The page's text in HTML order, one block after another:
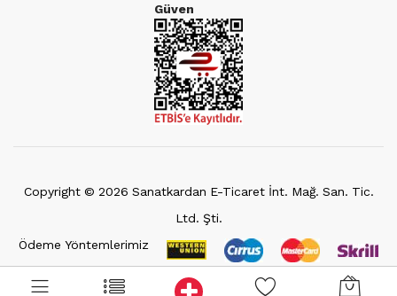
Güven
Copyright © 2026 Sanatkardan E-Ticaret İnt. Mağ. San. Tic.
Ltd. Şti.
Ödeme Yöntemlerimiz